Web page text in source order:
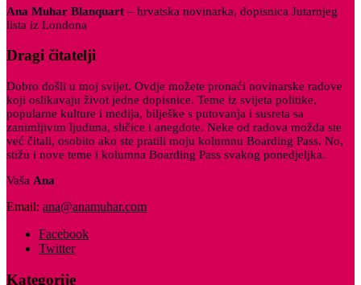
Ana Muhar Blanquart – hrvatska novinarka, dopisnica Jutarnjeg
lista iz Londona
Dragi čitatelji
Dobro došli u moj svijet. Ovdje možete pronaći novinarske radove
koji oslikavaju život jedne dopisnice. Teme iz svijeta politike,
popularne kulture i medija, bilješke s putovanja i susreta sa
zanimljivim ljudima, sličice i anegdote. Neke od radova možda ste
već čitali, osobito ako ste pratili moju kolumnu Boarding Pass. No,
stižu i nove teme i kolumna Boarding Pass svakog ponedjeljka.
Vaša Ana
Email: ana@anamuhar.com
Facebook
Twitter
Kategorije